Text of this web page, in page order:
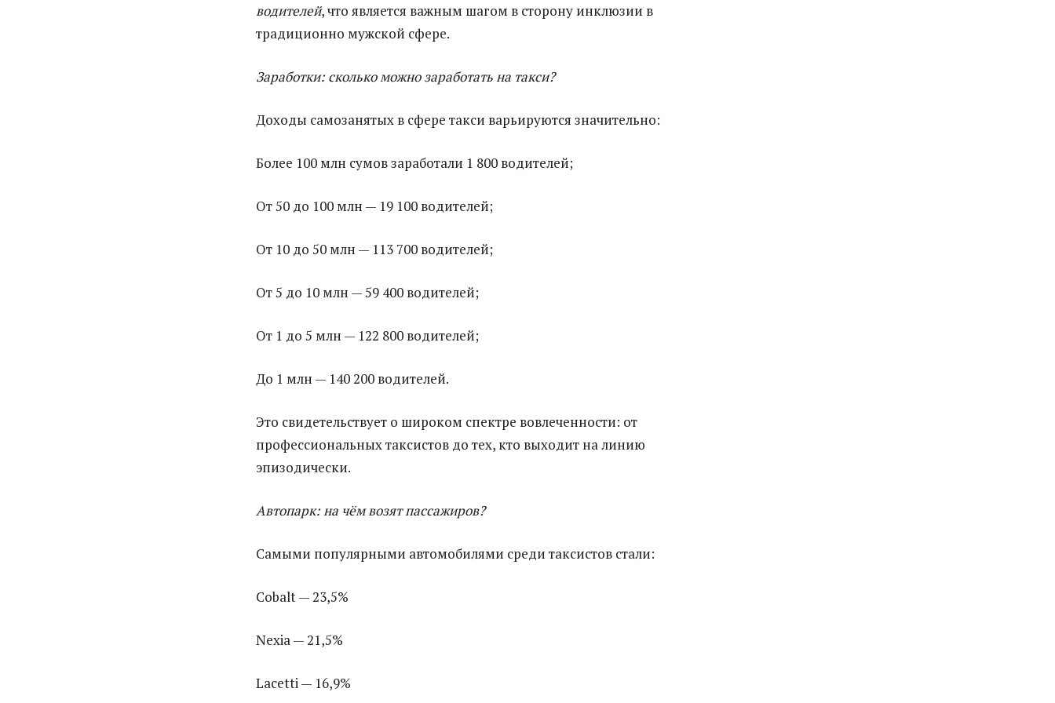
водителей, что является важным шагом в сторону инклюзии в
традиционно мужской сфере.
Заработки: сколько можно заработать на такси?
Доходы самозанятых в сфере такси варьируются значительно:
Более 100 млн сумов заработали 1 800 водителей;
От 50 до 100 млн — 19 100 водителей;
От 10 до 50 млн — 113 700 водителей;
От 5 до 10 млн — 59 400 водителей;
От 1 до 5 млн — 122 800 водителей;
До 1 млн — 140 200 водителей.
Это свидетельствует о широком спектре вовлеченности: от
профессиональных таксистов до тех, кто выходит на линию
эпизодически.
Автопарк: на чём возят пассажиров?
Самыми популярными автомобилями среди таксистов стали:
Cobalt — 23,5%
Nexia — 21,5%
Lacetti — 16,9%